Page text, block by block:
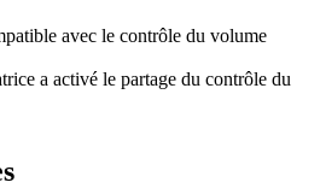
avec le contrôle du volume
a activé le partage du contrôle du